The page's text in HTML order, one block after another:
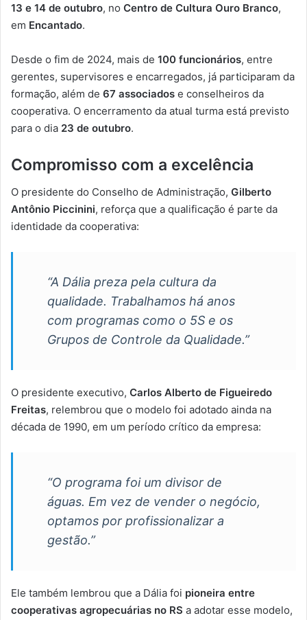
13 e 14 de outubro, no Centro de Cultura Ouro Branco,
em Encantado.
Desde o fim de 2024, mais de 100 funcionários, entre
gerentes, supervisores e encarregados, já participaram da
formação, além de 67 associados e conselheiros da
cooperativa. O encerramento da atual turma está previsto
para o dia 23 de outubro.
Compromisso com a excelência
O presidente do Conselho de Administração, Gilberto
Antônio Piccinini, reforça que a qualificação é parte da
identidade da cooperativa:
“A Dália preza pela cultura da
qualidade. Trabalhamos há anos
com programas como o 5S e os
Grupos de Controle da Qualidade.”
O presidente executivo, Carlos Alberto de Figueiredo
Freitas, relembrou que o modelo foi adotado ainda na
década de 1990, em um período crítico da empresa:
“O programa foi um divisor de
águas. Em vez de vender o negócio,
optamos por profissionalizar a
gestão.”
Ele também lembrou que a Dália foi pioneira entre
cooperativas agropecuárias no RS a adotar esse modelo,